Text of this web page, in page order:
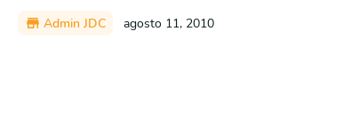
Admin JDC agosto 11, 2010